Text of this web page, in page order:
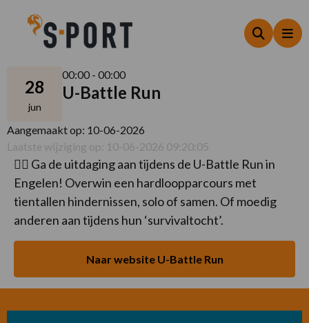
Zoeken
28
jun
00:00 - 00:00
U-Battle Run
Aangemaakt op: 10-06-2026
Laatste wijziging op: 10-06-2026 09:20:05
🏃‍♂️ Ga de uitdaging aan tijdens de U-Battle Run in
Engelen! Overwin een hardloopparcours met
tientallen hindernissen, solo of samen. Of moedig
anderen aan tijdens hun ‘survivaltocht’.
Naar website U-Battle Run